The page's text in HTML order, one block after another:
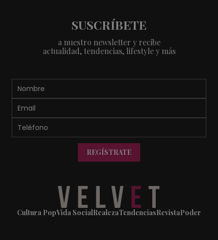
SUSCRÍBETE
a nuestro newsletter y recibe
actualidad, tendencias, lifestyle y más
REGÍSTRATE
Cultura PopVida SocialRealezaTendenciasRevistaPoder